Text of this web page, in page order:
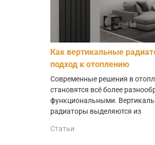
Как вертикальные
подход к отоплению
Современные решения в
становятся всё более
функциональными.
радиаторы выделяются из
Статьи